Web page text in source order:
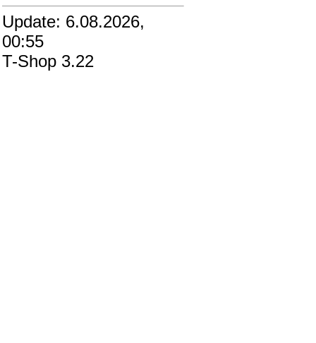
Update: 6.08.2026,
00:55
T-Shop 3.22